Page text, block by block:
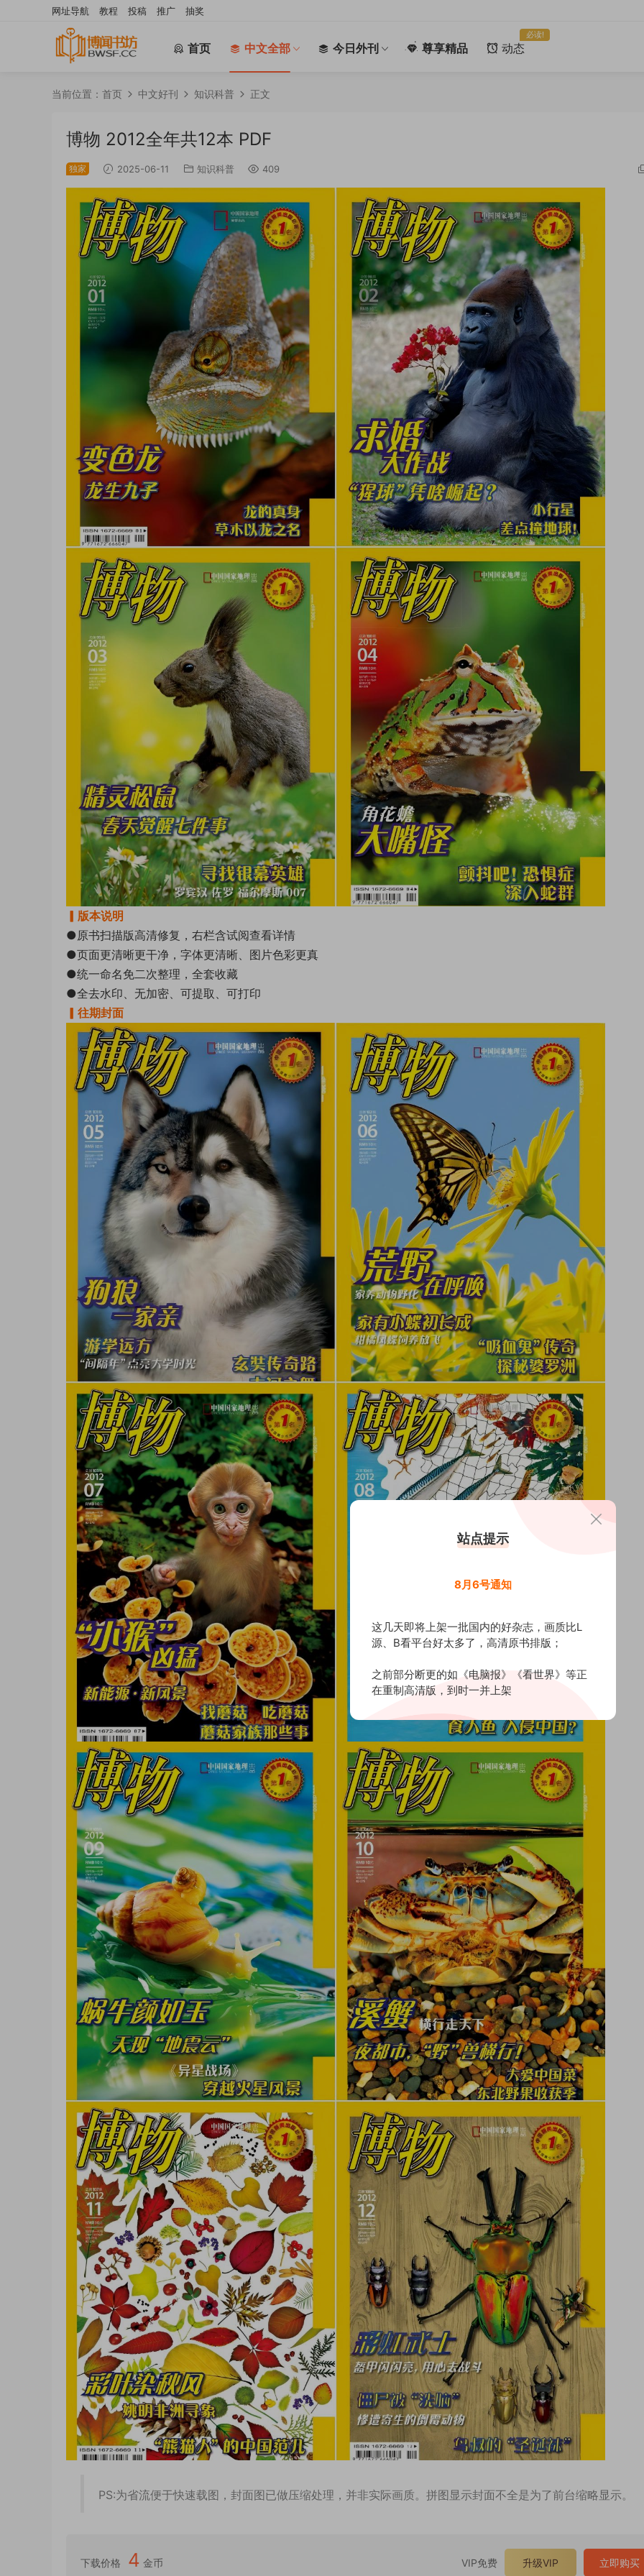
首页 中文全部 今日外刊 尊享精品 动态
必读!
网址导航 教程 投稿 推广 抽奖
当前位置： 首页 中文好刊 知识科普 正文
博物 2012全年共12本 PDF
独家 2025-06-11 知识科普 409
▎版本说明
●原书扫描版高清修复，右栏含试阅查看详情
●页面更清晰更干净，字体更清晰、图片色彩更真
●统一命名免二次整理，全套收藏
●全去水印、无加密、可提取、可打印
▎往期封面
PS:为省流便于快速载图，封面图已做压缩处理，并非实际画质。拼图显示封面不全是为了前台缩略显示。
下载价格 4 金币 VIP免费 升级VIP 立即购买
站点提示
8月6号通知
这几天即将上架一批国内的好杂志，画质比L
源、B看平台好太多了，高清原书排版；
之前部分断更的如《电脑报》《看世界》等正
在重制高清版，到时一并上架